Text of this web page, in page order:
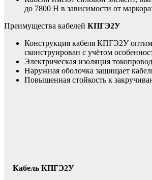
до 7800 Н в зависимости от
Преимущества кабелей КПГЭ2У
Конструкция кабеля КПГЭ2У
сконструирован с учётом
Электрическая изоляция
Наружная оболочка защищает
Повышенная стойкость к
Кабель КПГЭ2У